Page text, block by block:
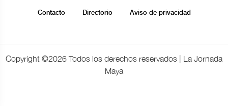
Contacto Directorio Aviso de privacidad
Copyright ©2026 Todos los derechos reservados | La Jornada
Maya